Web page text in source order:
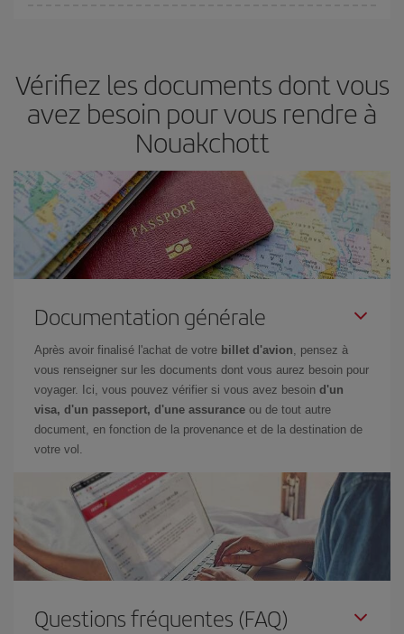
Vérifiez les documents dont vous
avez besoin pour vous rendre à
Nouakchott
Documentation générale
Après avoir finalisé l'achat de votre billet d'avion , pensez à
vous renseigner sur les documents dont vous aurez besoin pour
voyager. Ici, vous pouvez vérifier si vous avez besoin d'un
visa, d'un passeport, d'une assurance ou de tout autre
document, en fonction de la provenance et de la destination de
votre vol.
Questions fréquentes (FAQ)